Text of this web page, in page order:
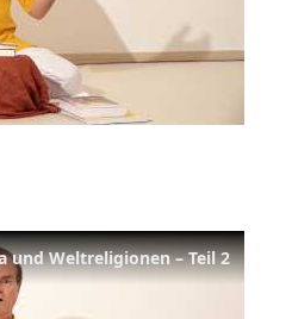
und Weltreligionen – Teil 2